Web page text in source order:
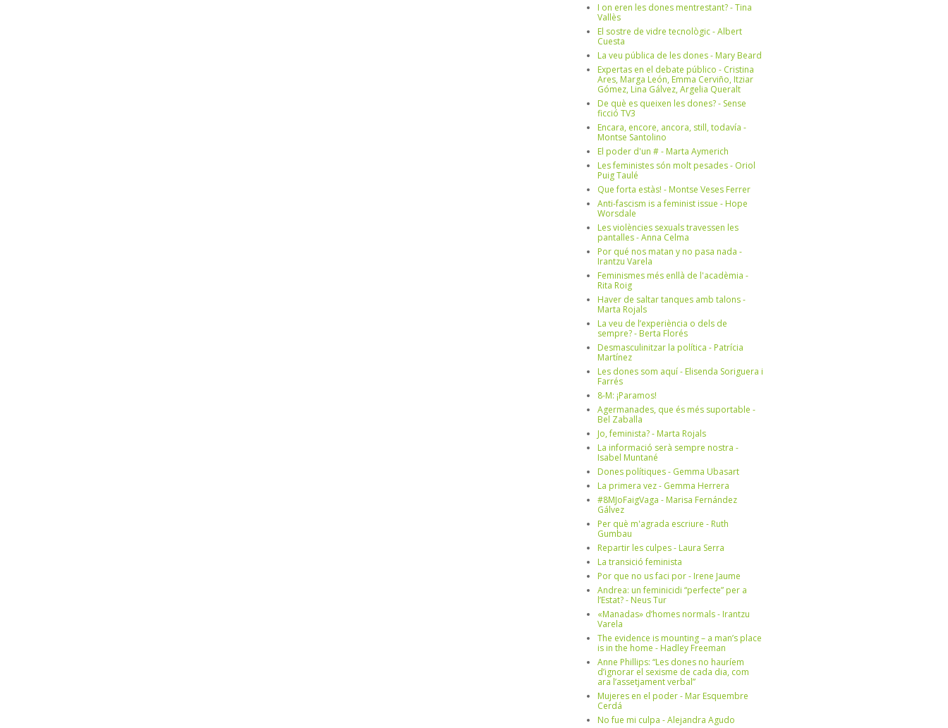
I on eren les dones mentrestant? - Tina
Vallès
El sostre de vidre tecnològic - Albert
Cuesta
La veu pública de les dones - Mary Beard
Expertas en el debate público - Cristina
Ares, Marga León, Emma Cerviño, Itziar
Gómez, Lina Gálvez, Argelia Queralt
De què es queixen les dones? - Sense
ficció TV3
Encara, encore, ancora, still, todavía -
Montse Santolino
El poder d'un # - Marta Aymerich
Les feministes són molt pesades - Oriol
Puig Taulé
Que forta estàs! - Montse Veses Ferrer
Anti-fascism is a feminist issue - Hope
Worsdale
Les violències sexuals travessen les
pantalles - Anna Celma
Por qué nos matan y no pasa nada -
Irantzu Varela
Feminismes més enllà de l'acadèmia -
Rita Roig
Haver de saltar tanques amb talons -
Marta Rojals
La veu de l’experiència o dels de
sempre? - Berta Florés
Desmasculinitzar la política - Patrícia
Martínez
Les dones som aquí - Elisenda Soriguera i
Farrés
8-M: ¡Paramos!
Agermanades, que és més suportable -
Bel Zaballa
Jo, feminista? - Marta Rojals
La informació serà sempre nostra -
Isabel Muntané
Dones polítiques - Gemma Ubasart
La primera vez - Gemma Herrera
#8MJoFaigVaga - Marisa Fernández
Gálvez
Per què m'agrada escriure - Ruth
Gumbau
Repartir les culpes - Laura Serra
La transició feminista
Por que no us faci por - Irene Jaume
Andrea: un feminicidi “perfecte” per a
l’Estat? - Neus Tur
«Manadas» d’homes normals - Irantzu
Varela
The evidence is mounting – a man’s place
is in the home - Hadley Freeman
Anne Phillips: “Les dones no hauríem
d’ignorar el sexisme de cada dia, com
ara l’assetjament verbal”
Mujeres en el poder - Mar Esquembre
Cerdá
No fue mi culpa - Alejandra Agudo